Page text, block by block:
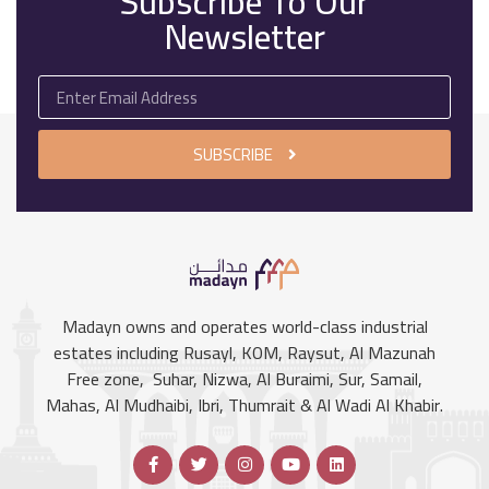
Newsletter
SUBSCRIBE
Madayn owns and operates world-class industrial
estates including Rusayl, KOM, Raysut, Al Mazunah
Free zone, Suhar, Nizwa, Al Buraimi, Sur, Samail,
Mahas, Al Mudhaibi, Ibri, Thumrait & Al Wadi Al Khabir.